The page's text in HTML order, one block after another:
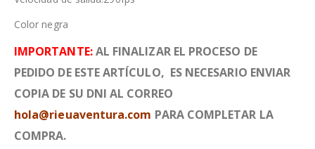
Color negra
IMPORTANTE:AL FINALIZAR EL PROCESO DE
PEDIDO DE ESTE ARTÍCULO, ES NECESARIO ENVIAR
COPIA DE SU DNI AL CORREO
hola@rieuaventura.com PARA COMPLETAR LA
COMPRA.